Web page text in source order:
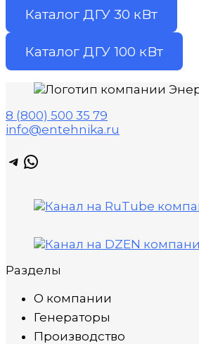
Каталог ДГУ 30 кВт
Каталог ДГУ 100 кВт
8 (800) 500 35 79
info@entehnika.ru
Telegram
WhatsApp
Разделы
О компании
Генераторы
Производство